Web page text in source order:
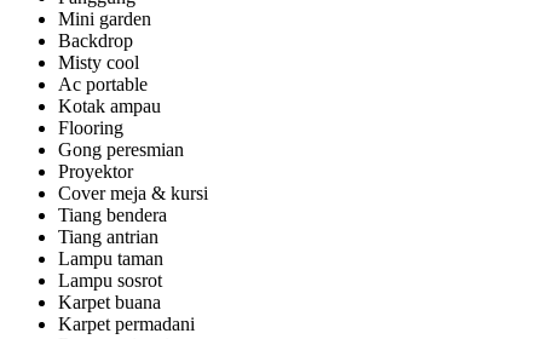
Mini garden
Backdrop
Misty cool
Ac portable
Kotak ampau
Flooring
Gong peresmian
Proyektor
Cover meja & kursi
Tiang bendera
Tiang antrian
Lampu taman
Lampu sosrot
Karpet buana
Karpet permadani